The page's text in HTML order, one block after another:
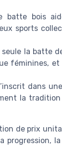
batte bois
sports
la batte
féminines,
dans
la
de prix
progression,